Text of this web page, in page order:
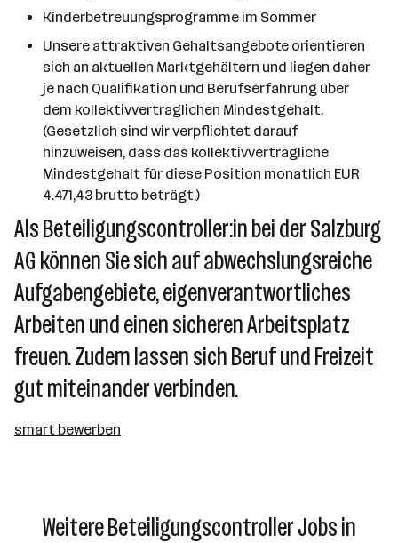
Kinderbetreuungsprogramme im Sommer
Unsere attraktiven Gehaltsangebote orientieren
sich an aktuellen Marktgehältern und liegen daher
je nach Qualifikation und Berufserfahrung über
dem kollektivvertraglichen Mindestgehalt.
(Gesetzlich sind wir verpflichtet darauf
hinzuweisen, dass das kollektivvertragliche
Mindestgehalt für diese Position monatlich EUR
4.471,43 brutto beträgt.)
Als Beteiligungscontroller:in bei der Salzburg
AG können Sie sich auf abwechslungsreiche
Aufgabengebiete, eigenverantwortliches
Arbeiten und einen sicheren Arbeitsplatz
freuen. Zudem lassen sich Beruf und Freizeit
gut miteinander verbinden.
smart bewerben
Weitere Beteiligungscontroller Jobs in